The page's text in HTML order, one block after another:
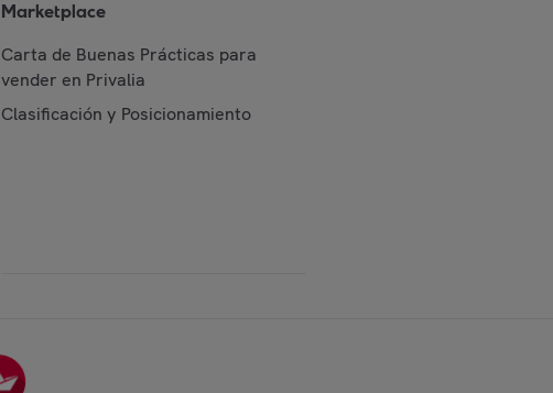
Marketplace
Carta de Buenas Prácticas para
vender en Privalia
Clasificación y Posicionamiento